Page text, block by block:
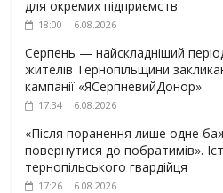
для окремих підприємств
18:00 | 6.08.2026
Серпень — найскладніший
жителів Тернопільщини
кампанії «ЯСерпневийДонор»
17:34 | 6.08.2026
«Після поранення лише одне
повернутися до побратимів».
тернопільського гвардійця
17:26 | 6.08.2026